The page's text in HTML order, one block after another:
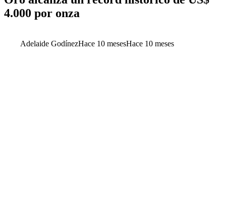
4.000 por onza
Adelaide GodínezHace 10 mesesHace 10 meses